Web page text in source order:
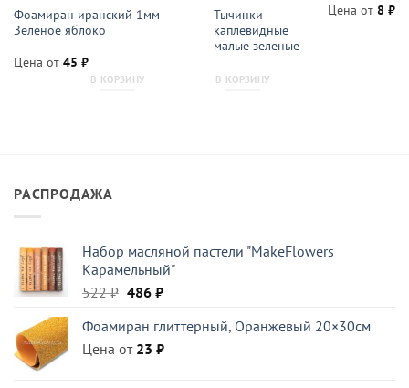
Фоамиран иранский 1мм
Зеленое яблоко
Цена от 45 ₽
В КОРЗИНУ
Тычинки
каплевидные
малые зеленые
Цена от 8₽
В КОРЗИНУ
РАСПРОДАЖА
Набор масляной пастели "MakeFlowers
Карамельный"
522₽ Первоначальная
составляла
522 ₽.
486 ₽Текущая
486 ₽.
Фоамиран глиттерный, Оранжевый 20×30см
Цена от 23 ₽